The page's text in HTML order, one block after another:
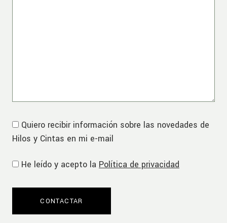
Quiero recibir información sobre las novedades de
Hilos y Cintas en mi e-mail
He leído y acepto la Política de privacidad